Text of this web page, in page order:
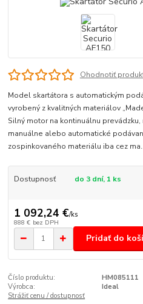
Ohodnotiť
Model skartátora s automatickým
vyrobený z kvalitných materiálov
Silný motor na kontinuálnu
manuálne alebo automatické
zospinkovaného materiálu iba cez
Dostupnosť do 3 dní, 1 ks
1 092,24 €/ks
888 € bez DPH
Pridať do
Číslo produktu:
HM085111
Výrobca:
Ideal
Strážiť cenu / dostupnosť